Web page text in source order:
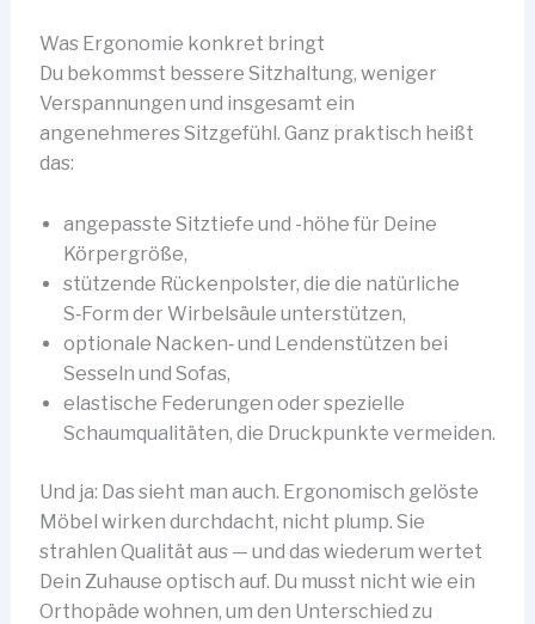
Was Ergonomie konkret bringt
Du bekommst bessere Sitzhaltung, weniger
Verspannungen und insgesamt ein
angenehmeres Sitzgefühl. Ganz praktisch heißt
das:
angepasste Sitztiefe und -höhe für Deine
Körpergröße,
stützende Rückenpolster, die die natürliche
S‑Form der Wirbelsäule unterstützen,
optionale Nacken‑ und Lendenstützen bei
Sesseln und Sofas,
elastische Federungen oder spezielle
Schaumqualitäten, die Druckpunkte vermeiden.
Und ja: Das sieht man auch. Ergonomisch gelöste
Möbel wirken durchdacht, nicht plump. Sie
strahlen Qualität aus — und das wiederum wertet
Dein Zuhause optisch auf. Du musst nicht wie ein
Orthopäde wohnen, um den Unterschied zu